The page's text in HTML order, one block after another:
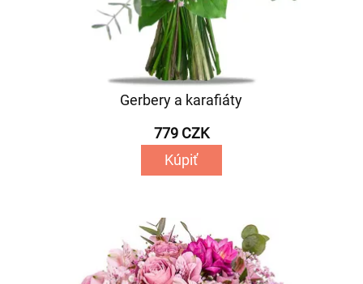
Gerbery a karafiáty
779 CZK
Kúpiť